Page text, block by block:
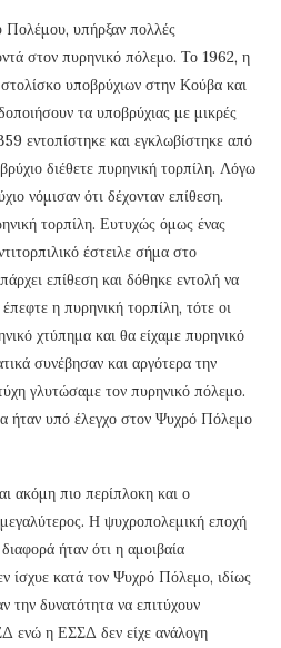
Πολέμου, υπήρξαν πολλές
στον πυρηνικό πόλεμο. Το 1962, η
υποβρύχιων στην Κούβα και
τα υποβρύχιας με μικρές
εντοπίστηκε και εγκλωβίστηκε από
διέθετε πυρηνική τορπίλη. Λόγω
νόμισαν ότι δέχονταν επίθεση.
τορπίλη. Ευτυχώς όμως ένας
έστειλε σήμα στο
επίθεση και δόθηκε εντολή να
η πυρηνική τορπίλη, τότε οι
χτύπημα και θα είχαμε πυρηνικό
συνέβησαν και αργότερα την
γλυτώσαμε τον πυρηνικό πόλεμο.
ήταν υπό έλεγχο στον Ψυχρό Πόλεμο
ακόμη πιο περίπλοκη και ο
Η ψυχροπολεμική εποχή
ήταν ότι η αμοιβαία
ίσχυε κατά τον Ψυχρό Πόλεμο, ιδίως
δυνατότητα να επιτύχουν
ενώ η ΕΣΣΔ δεν είχε ανάλογη